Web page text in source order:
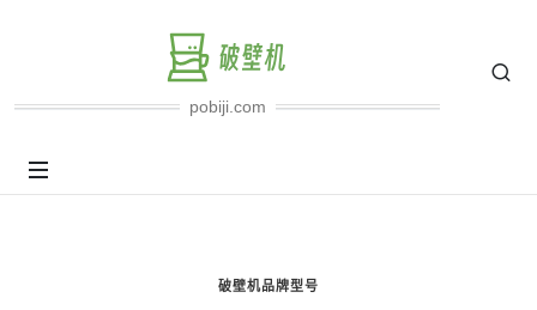
pobiji.com
破壁机品牌型号